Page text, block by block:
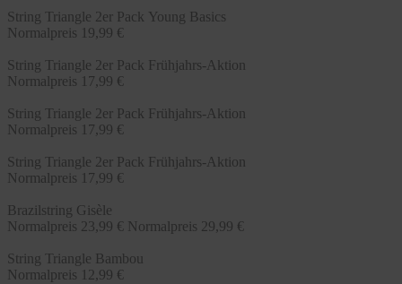
String Triangle 2er Pack Young Basics
Normalpreis 19,99 €
String Triangle 2er Pack Frühjahrs-Aktion
Normalpreis 17,99 €
String Triangle 2er Pack Frühjahrs-Aktion
Normalpreis 17,99 €
String Triangle 2er Pack Frühjahrs-Aktion
Normalpreis 17,99 €
Brazilstring Gisèle
Normalpreis 23,99 € Normalpreis 29,99 €
String Triangle Bambou
Normalpreis 12,99 €